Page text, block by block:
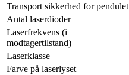
Transport sikkerhed for pendulet
Antal laserdioder
Laserfrekvens (i
modtagertilstand)
Laserklasse
Farve på laserlyset